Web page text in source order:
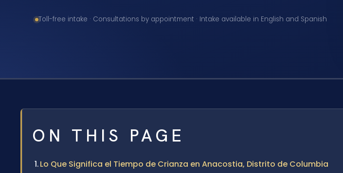
Toll-free intake · Consultations by appointment · Intake available in English and Spanish
ON THIS PAGE
Lo Que Significa el Tiempo de Crianza en Anacostia, Distrito de Columbia